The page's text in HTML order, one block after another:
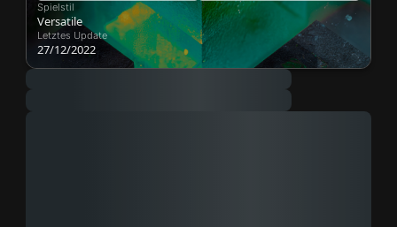
Spielstil
Versatile
Letztes Update
27/12/2022